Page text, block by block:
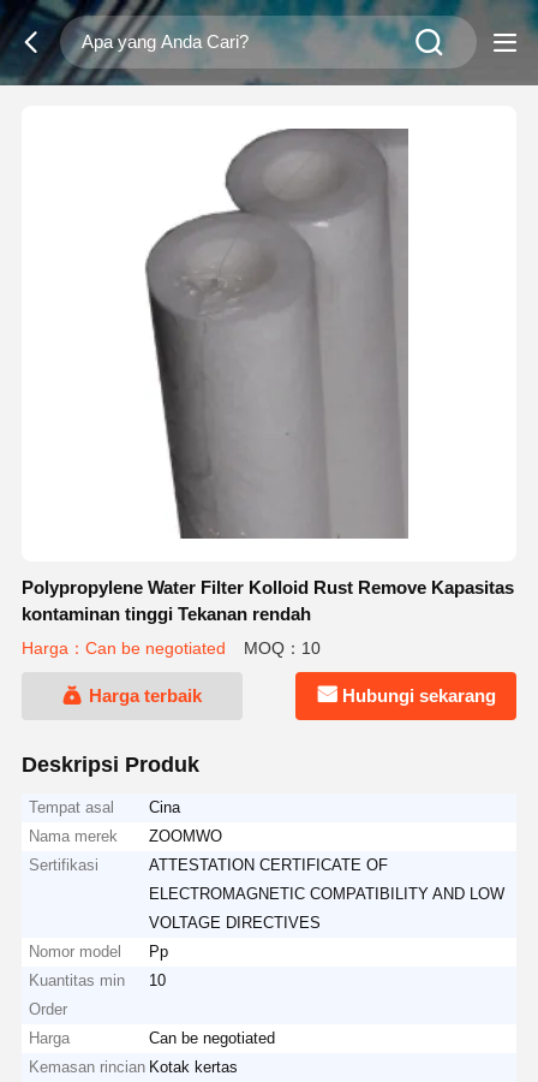
Polypropylene Water Filter Kolloid Rust Remove Kapasitas
kontaminan tinggi Tekanan rendah
Harga：Can be negotiated MOQ：10
Harga terbaik Hubungi sekarang
Deskripsi Produk
Tempat asal
Cina
Nama merek
ZOOMWO
Sertifikasi
ATTESTATION CERTIFICATE OF
ELECTROMAGNETIC COMPATIBILITY AND LOW
VOLTAGE DIRECTIVES
Nomor model
Pp
Kuantitas min
Order
10
Harga
Can be negotiated
Kemasan rincian Kotak kertas